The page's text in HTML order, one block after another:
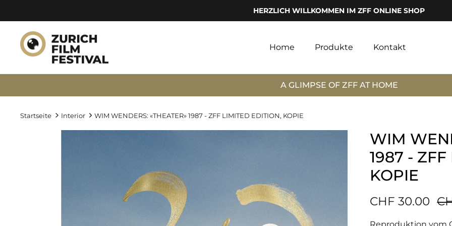
HERZLICH WILLKOMMEN IM ZFF ONLINE SHOP
Home Produkte Kontakt
A GLIMPSE OF ZFF AT HOME
Startseite Interior WIM WENDERS: «THEATER» 1987 - ZFF LIMITED EDITION, KOPIE
WIM
1987 -
KOPIE
CHF 30.00
Reproduktion vom